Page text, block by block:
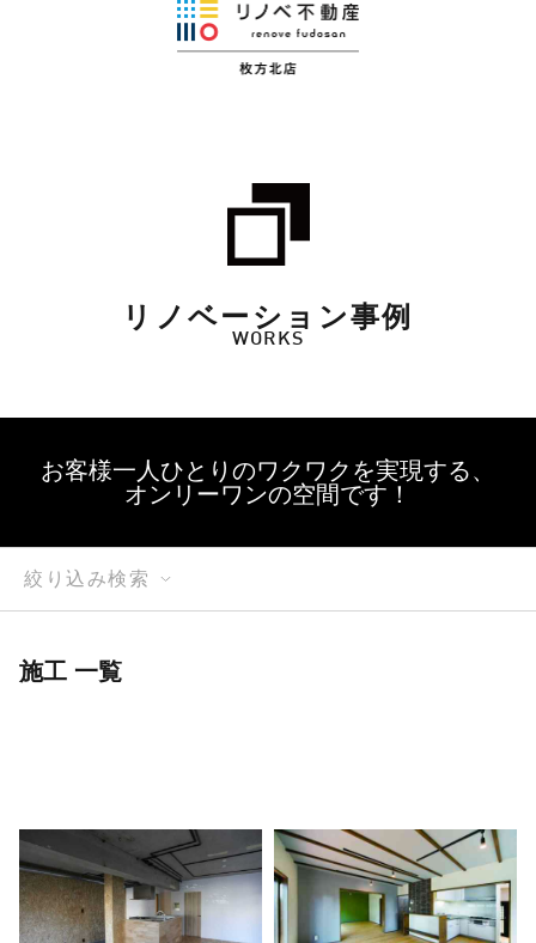
リノベーション事例
WORKS
お客様一人ひとりのワクワクを実現する、
オンリーワンの空間です！
絞り込み検索
施工 一覧